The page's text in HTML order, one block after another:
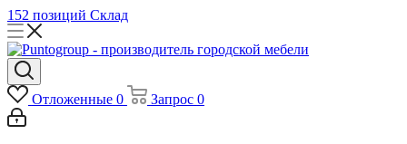
152 позиций Склад
Отложенные 0 Запрос 0